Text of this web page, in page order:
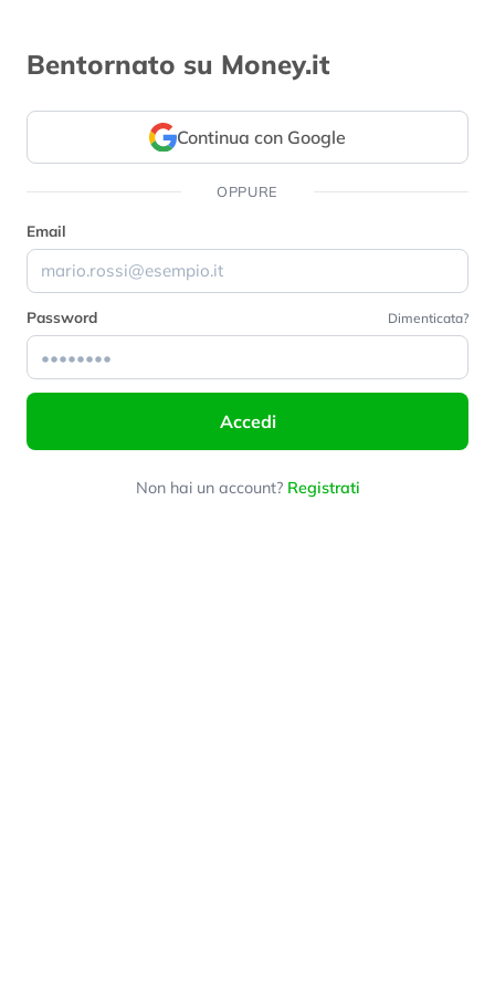
Bentornato su Money.it
Continua con Google
OPPURE
Email
Password Dimenticata?
Accedi
Non hai un account? Registrati